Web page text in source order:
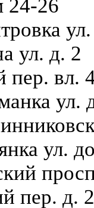
24-26
ул. д. 2
пер. вл.
ул.
ул.
пер. д. 2